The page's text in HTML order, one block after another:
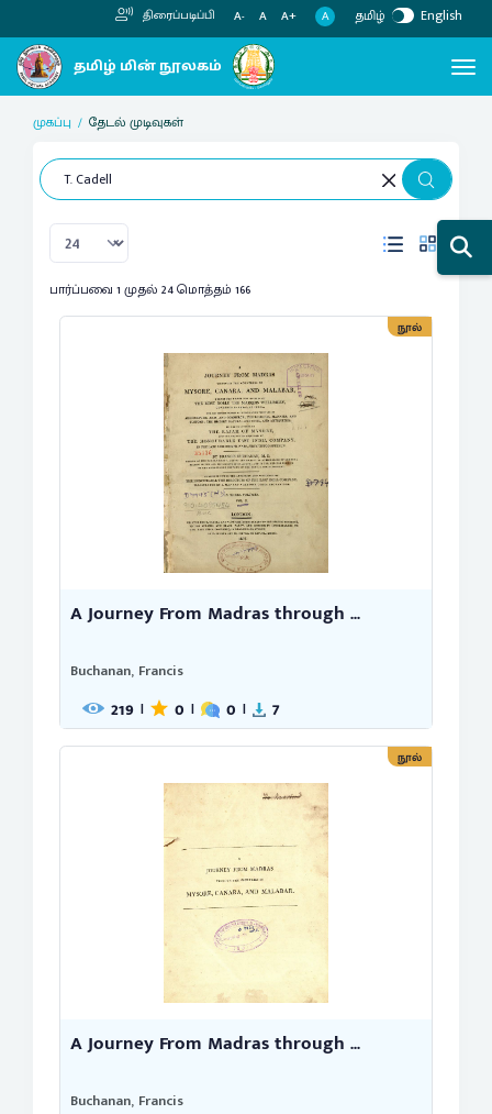
திரைப்படிப்பி A- A A+ A தமிழ் English
முகப்பு தேடல் முடிவுகள்
பார்ப்பவை 1 முதல் 24 மொத்தம் 166
நூல்
A Journey From Madras through ...
Buchanan, Francis
219 | 0 | 0 | 7
நூல்
A Journey From Madras through ...
Buchanan, Francis